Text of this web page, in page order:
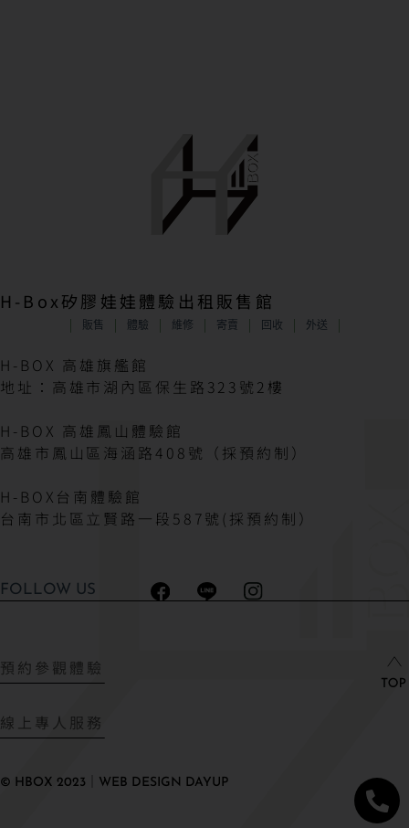
H-Box矽膠娃娃體驗出租販售館
販售 體驗 維修 寄賣 回收 外送
H-BOX 高雄旗艦館
地址：高雄市湖內區保生路323號2樓
H-BOX 高雄鳳山體驗館
高雄市鳳山區海涵路408號（採預約制）
H-BOX台南體驗館
台南市北區立賢路一段587號(採預約制）
FOLLOW US
預約參觀體驗
線上專人服務
© HBOX 2023｜WEB DESIGN DAYUP